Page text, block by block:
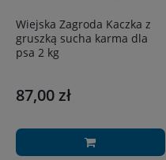
Wiejska Zagroda Kaczka z
gruszką sucha karma dla
psa 2 kg
87,00 zł